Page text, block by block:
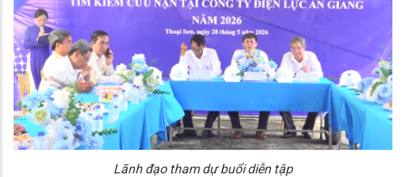
Lãnh đạo tham dự buổi diễn tập